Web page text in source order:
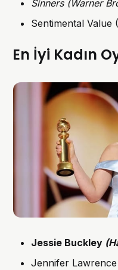
Sinners (Warner
Sentimental Value
En İyi Kadın
Jessie Buckley
Jennifer